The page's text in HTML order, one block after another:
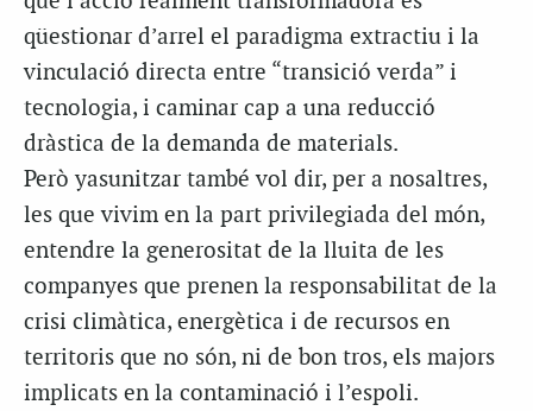
qüestionar d’arrel el paradigma extractiu i la
vinculació directa entre “transició verda” i
tecnologia, i caminar cap a una reducció
dràstica de la demanda de materials.
Però yasunitzar també vol dir, per a nosaltres,
les que vivim en la part privilegiada del món,
entendre la generositat de la lluita de les
companyes que prenen la responsabilitat de la
crisi climàtica, energètica i de recursos en
territoris que no són, ni de bon tros, els majors
implicats en la contaminació i l’espoli.